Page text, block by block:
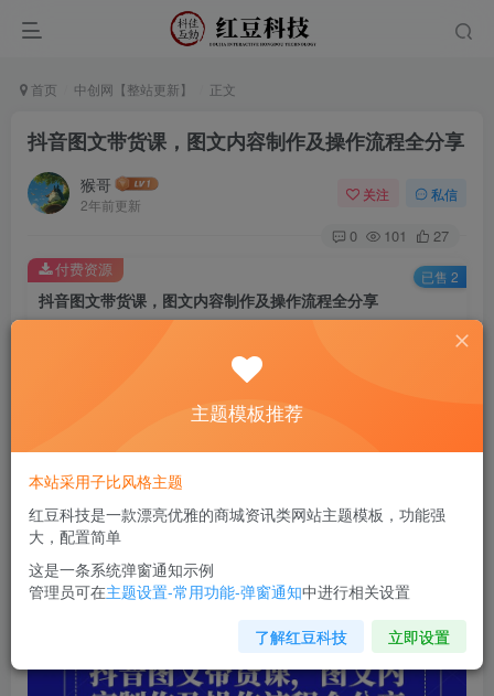
首页 中创网【整站更新】 正文
抖音图文带货课，图文内容制作及操作流程全分享
猴哥
2年前更新
关注 私信
0 101 27
抖音图文带货课，图文内容制作及操作流程全分享
此内容为付费资源，请付费后查看
9.9
免费
付费资源 已售 2
抖音图文带货课，图文内容制作及操作流程全分享
主题模板推荐
本站采用子比风格主题
红豆科技是一款漂亮优雅的商城资讯类网站主题模板，功能强
大，配置简单
这是一条系统弹窗通知示例
管理员可在主题设置-常用功能-弹窗通知中进行相关设置
了解红豆科技 立即设置